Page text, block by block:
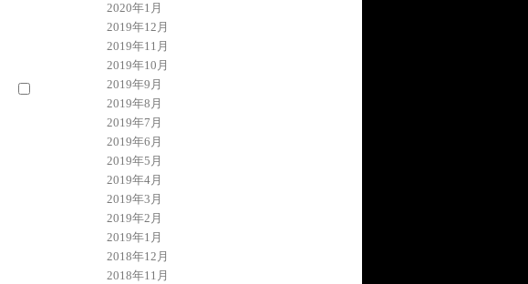
2020年1月
2019年12月
2019年11月
2019年10月
2019年9月
2019年8月
2019年7月
2019年6月
2019年5月
2019年4月
2019年3月
2019年2月
2019年1月
2018年12月
2018年11月